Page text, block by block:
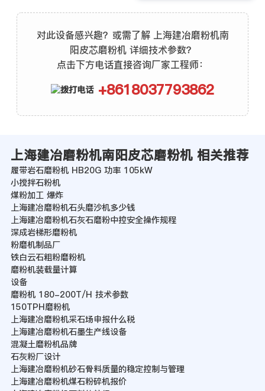
对此设备感兴趣？或需了解 上海建冶磨粉机南
阳皮芯磨粉机 详细技术参数？
点击下方电话直接咨询厂家工程师：
+8618037793862
上海建冶磨粉机南阳皮芯磨粉机 相关推荐
履带岩石磨粉机 HB20G 功率 105kW
小搅拌石粉机
煤粉加工 爆炸
上海建冶磨粉机石头磨沙机多少钱
上海建冶磨粉机石灰石磨粉中控安全操作规程
深成岩梯形磨粉机
粉磨机制品厂
铁白云石粗粉磨粉机
磨粉机装载量计算
设备
磨粉机 180-200T/H 技术参数
150TPH磨粉机
上海建冶磨粉机采石场申报什么税
上海建冶磨粉机石墨生产线设备
混凝土磨粉机品牌
石灰粉厂设计
上海建冶磨粉机砂石骨料质量的稳定控制与管理
上海建冶磨粉机煤石粉碎机报价